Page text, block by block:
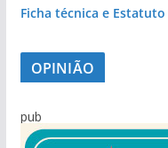
Ficha técnica e
OPINIÃO
pub